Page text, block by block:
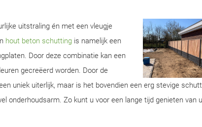
uitstraling én met een vleugje
hout beton schutting is namelijk een
Door deze combinatie kan een
gecreëerd worden. Door de
uniek uiterlijk, maar is het bovendien een erg stevige
onderhoudsarm. Zo kunt u voor een lange tijd genieten van